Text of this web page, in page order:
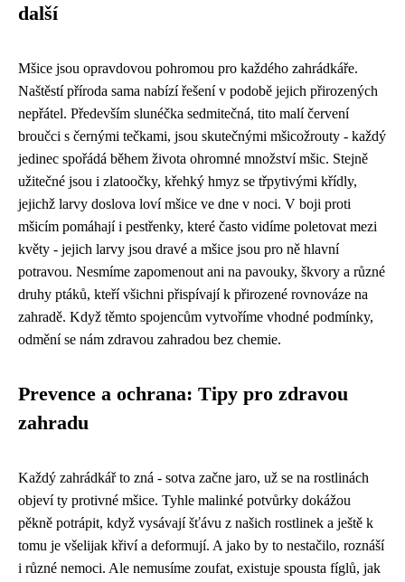
další
Mšice jsou opravdovou pohromou pro každého zahrádkáře.
Naštěstí příroda sama nabízí řešení v podobě jejich přirozených
nepřátel. Především slunéčka sedmitečná, tito malí červení
broučci s černými tečkami, jsou skutečnými mšicožrouty - každý
jedinec spořádá během života ohromné množství mšic. Stejně
užitečné jsou i zlatoočky, křehký hmyz se třpytivými křídly,
jejichž larvy doslova loví mšice ve dne v noci. V boji proti
mšicím pomáhají i pestřenky, které často vidíme poletovat mezi
květy - jejich larvy jsou dravé a mšice jsou pro ně hlavní
potravou. Nesmíme zapomenout ani na pavouky, škvory a různé
druhy ptáků, kteří všichni přispívají k přirozené rovnováze na
zahradě. Když těmto spojencům vytvoříme vhodné podmínky,
odmění se nám zdravou zahradou bez chemie.
Prevence a ochrana: Tipy pro zdravou
zahradu
Každý zahrádkář to zná - sotva začne jaro, už se na rostlinách
objeví ty protivné mšice. Tyhle malinké potvůrky dokážou
pěkně potrápit, když vysávají šťávu z našich rostlinek a ještě k
tomu je všelijak křiví a deformují. A jako by to nestačilo, roznáší
i různé nemoci. Ale nemusíme zoufat, existuje spousta fíglů, jak